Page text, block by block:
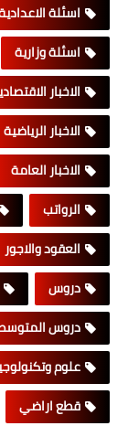
اسئلة
اسئلة وزارية
الاخبار
الاخبار الرياضية
الاخبار العامة
الرواتب
العقود والاجور
دروس
دروس
علوم
قطع اراضي